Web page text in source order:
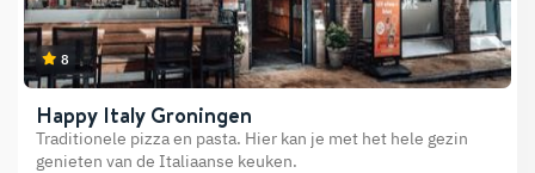
8
Happy Italy Groningen
Traditionele pizza en pasta. Hier kan je met het hele gezin
genieten van de Italiaanse keuken.